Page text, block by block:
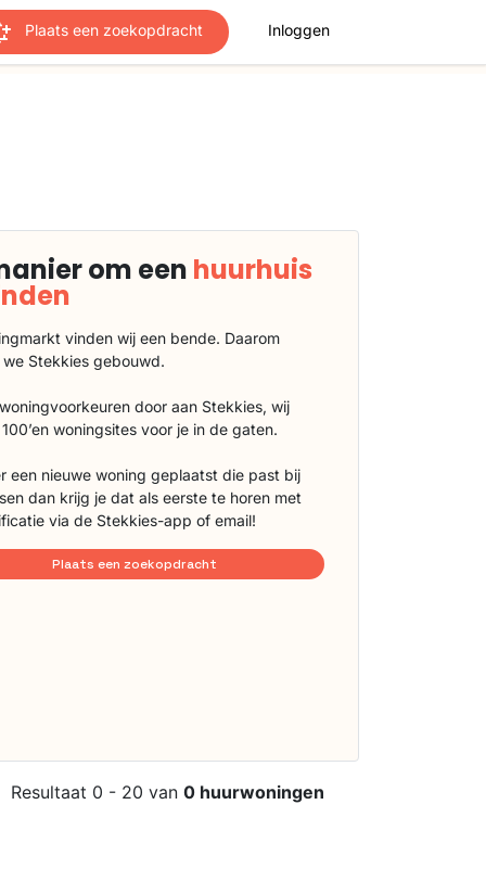
Plaats een zoekopdracht Inloggen
om een huurhuis
vinden wij een bende. Daarom
Stekkies gebouwd.
door aan Stekkies, wij
woningsites voor je in de gaten.
een nieuwe woning geplaatst die past bij
dan krijg je dat als eerste te horen met
via de Stekkies-app of email!
Plaats een zoekopdracht
Resultaat 0 - 20 van 0 huurwoningen